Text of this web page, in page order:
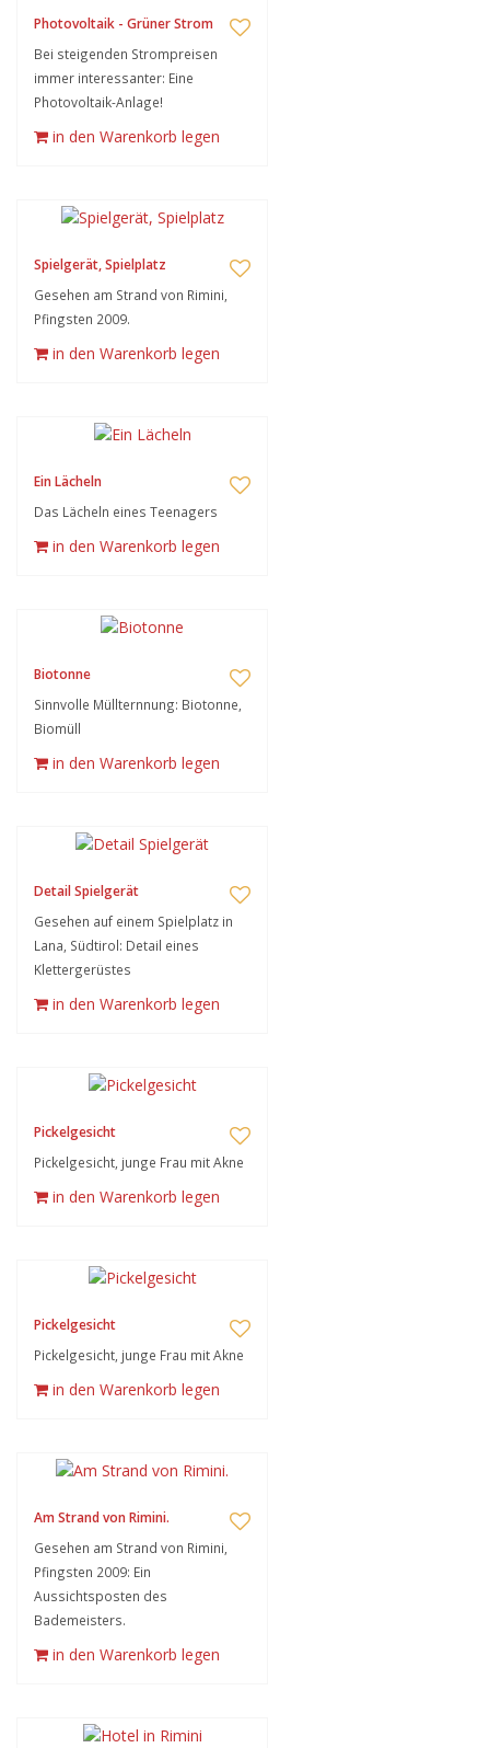
Photovoltaik - Grüner Strom
Bei steigenden Strompreisen
immer interessanter: Eine
Photovoltaik-Anlage!
in den Warenkorb legen
Spielgerät, Spielplatz
Gesehen am Strand von Rimini,
Pfingsten 2009.
in den Warenkorb legen
Ein Lächeln
Das Lächeln eines Teenagers
in den Warenkorb legen
Biotonne
Sinnvolle Müllternnung: Biotonne,
Biomüll
in den Warenkorb legen
Detail Spielgerät
Gesehen auf einem Spielplatz in
Lana, Südtirol: Detail eines
Klettergerüstes
in den Warenkorb legen
Pickelgesicht
Pickelgesicht, junge Frau mit Akne
in den Warenkorb legen
Pickelgesicht
Pickelgesicht, junge Frau mit Akne
in den Warenkorb legen
Am Strand von Rimini.
Gesehen am Strand von Rimini,
Pfingsten 2009: Ein
Aussichtsposten des
Bademeisters.
in den Warenkorb legen